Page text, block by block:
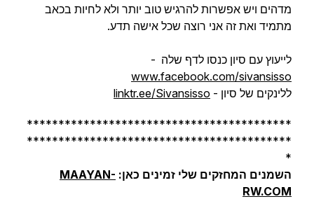
מדהים ויש אפשרות להרגיש טוב יותר ולא לחיות בכאב
מתמיד ואת זה אני רוצה שכל אישה תדע.
לייעוץ עם סיון כנסו לדף שלה -
www.facebook.com/sivansisso
ללינקים של סיון - linktr.ee/Sivansisso
******************************************
******************************************
*
השמנים המחזקים שלי זמינים כאן: MAAYAN-
RW.COM